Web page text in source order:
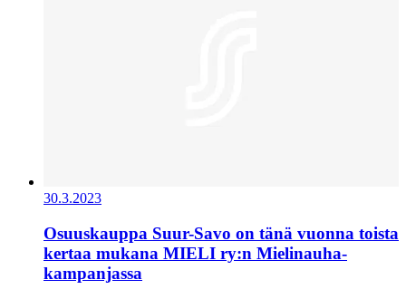
30.3.2023
Osuuskauppa Suur-Savo on tänä vuonna toista
kertaa mukana MIELI ry:n Mielinauha-
kampanjassa